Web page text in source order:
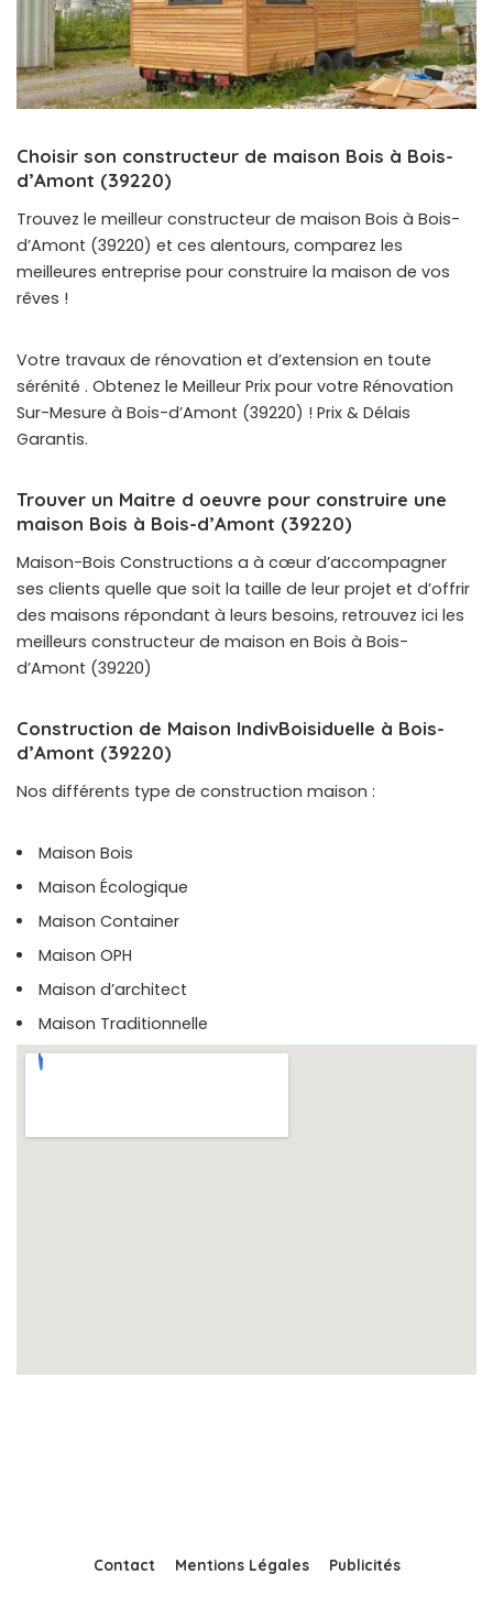
Choisir son constructeur de maison Bois à Bois-
d’Amont (39220)
Trouvez le meilleur constructeur de maison Bois à Bois-
d’Amont (39220) et ces alentours, comparez les
meilleures entreprise pour construire la maison de vos
rêves !
Votre travaux de rénovation et d’extension en toute
sérénité . Obtenez le Meilleur Prix pour votre Rénovation
Sur-Mesure à Bois-d’Amont (39220) ! Prix & Délais
Garantis.
Trouver un Maitre d oeuvre pour construire une
maison Bois à Bois-d’Amont (39220)
Maison-Bois Constructions a à cœur d’accompagner
ses clients quelle que soit la taille de leur projet et d’offrir
des maisons répondant à leurs besoins, retrouvez ici les
meilleurs constructeur de maison en Bois à Bois-
d’Amont (39220)
Construction de Maison IndivBoisiduelle à Bois-
d’Amont (39220)
Nos différents type de construction maison :
Maison Bois
Maison Écologique
Maison Container
Maison OPH
Maison d’architect
Maison Traditionnelle
Contact Mentions Légales Publicités